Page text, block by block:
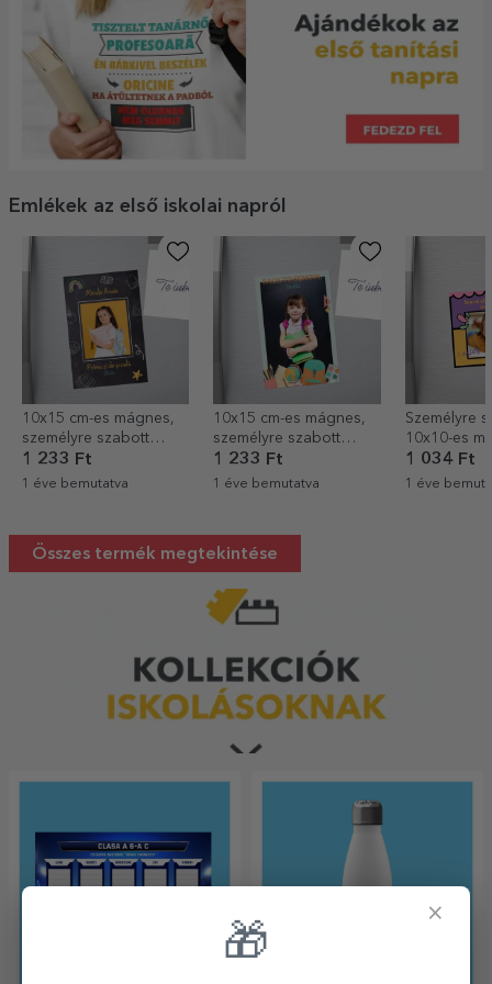
Emlékek az első iskolai napról
10x15 cm-es mágnes,
személyre szabott
fotóval és szöveggel -
Iskola
1 233 Ft
1 éve bemutatva
10x15 cm-es mágnes,
személyre szabott
fotóval és szöveggel -
Vissza az iskolába
1 233 Ft
1 éve bemutatva
Személyre
10x10-es
fotóval és
Az első nap
1 034 Ft
1 éve
Összes termék megtekintése
×
🎁